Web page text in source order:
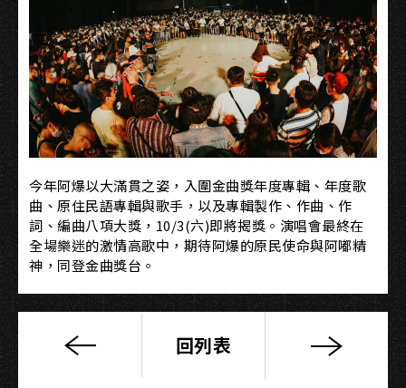
今年阿爆以大滿貫之姿，入圍金曲獎年度專輯、年度歌
曲、原住民語專輯與歌手，以及專輯製作、作曲、作
詞、編曲八項大獎，10/3(六)即將揭獎。演唱會最終在
全場樂迷的激情高歌中，期待阿爆的原民使命與阿嘟精
神，同登金曲獎台。
【第
回列表